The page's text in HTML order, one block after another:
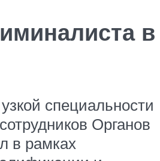
в
специальности
Органов
в рамках